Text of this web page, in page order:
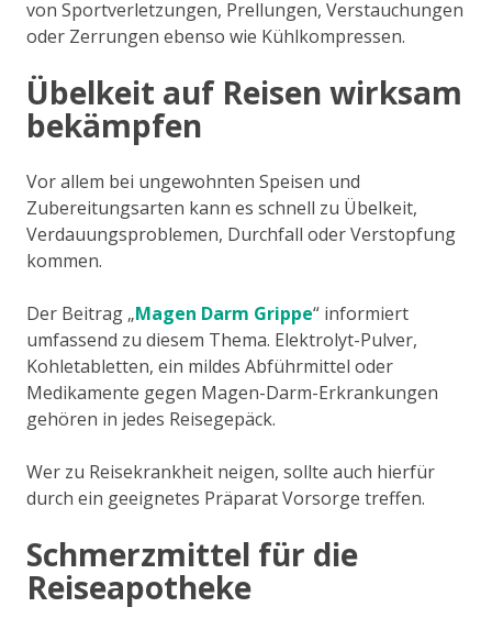
von Sportverletzungen, Prellungen, Verstauchungen
oder Zerrungen ebenso wie Kühlkompressen.
Übelkeit auf Reisen wirksam
bekämpfen
Vor allem bei ungewohnten Speisen und
Zubereitungsarten kann es schnell zu Übelkeit,
Verdauungsproblemen, Durchfall oder Verstopfung
kommen.
Der Beitrag „Magen Darm Grippe“ informiert
umfassend zu diesem Thema. Elektrolyt-Pulver,
Kohletabletten, ein mildes Abführmittel oder
Medikamente gegen Magen-Darm-Erkrankungen
gehören in jedes Reisegepäck.
Wer zu Reisekrankheit neigen, sollte auch hierfür
durch ein geeignetes Präparat Vorsorge treffen.
Schmerzmittel für die
Reiseapotheke